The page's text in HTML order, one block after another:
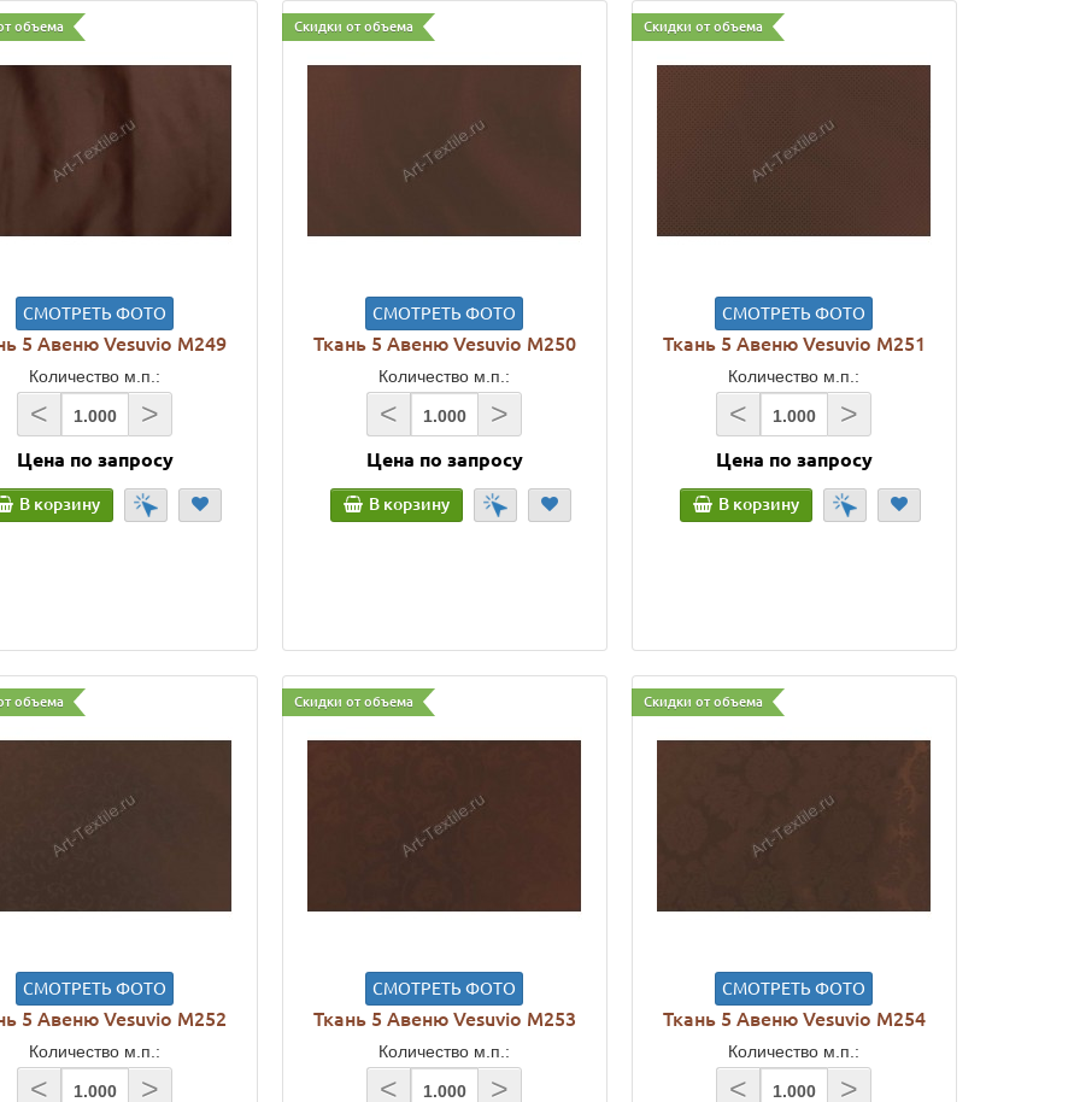
объема
СМОТРЕТЬ ФОТО
5 Авеню Vesuvio M249
Количество м.п.:
< >
Цена по запросу
В корзину
Скидки от объема
СМОТРЕТЬ ФОТО
Ткань 5 Авеню Vesuvio M250
Количество м.п.:
< >
Цена по запросу
В корзину
Скидки от объема
СМОТРЕТЬ ФОТО
Ткань 5 Авеню Vesuvio M251
Количество м.п.:
< >
Цена по запросу
В корзину
объема
СМОТРЕТЬ ФОТО
5 Авеню Vesuvio M252
Количество м.п.:
< >
Скидки от объема
СМОТРЕТЬ ФОТО
Ткань 5 Авеню Vesuvio M253
Количество м.п.:
< >
Скидки от объема
СМОТРЕТЬ ФОТО
Ткань 5 Авеню Vesuvio M254
Количество м.п.:
< >